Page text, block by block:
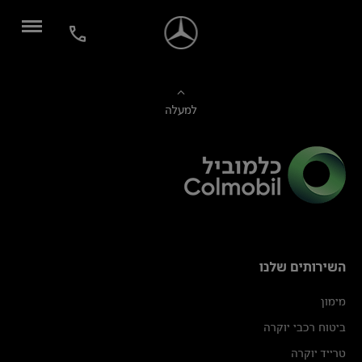
למעלה
השירותים שלנו
מימון
ביטוח רכבי יוקרה
טרייד יוקרה